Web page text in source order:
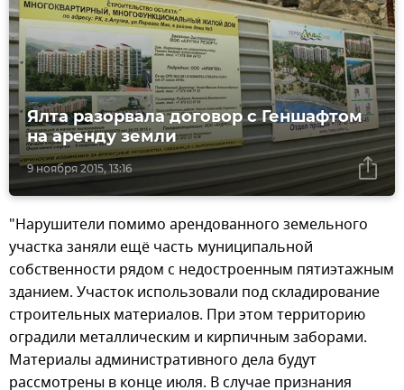
9 ноября 2015, 13:16
Ялта разорвала договор с Геншафтом
на аренду земли
"Нарушители помимо арендованного земельного
участка заняли ещё часть муниципальной
собственности рядом с недостроенным пятиэтажным
зданием. Участок использовали под складирование
строительных материалов. При этом территорию
оградили металлическим и кирпичным заборами.
Материалы административного дела будут
рассмотрены в конце июля. В случае признания